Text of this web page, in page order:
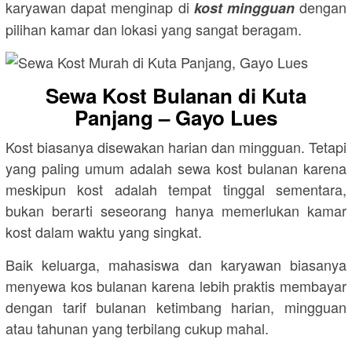
karyawan dapat menginap di kost mingguandengan
pilihan kamar dan lokasi yang sangat beragam.
Sewa Kost Bulanan di Kuta
Panjang – Gayo Lues
Kost biasanya disewakan harian dan mingguan. Tetapi
yang paling umum adalah sewa kost bulanan karena
meskipun kost adalah tempat tinggal sementara,
bukan berarti seseorang hanya memerlukan kamar
kost dalam waktu yang singkat.
Baik keluarga, mahasiswa dan karyawan biasanya
menyewa kos bulanan karena lebih praktis membayar
dengan tarif bulanan ketimbang harian, mingguan
atau tahunan yang terbilang cukup mahal.